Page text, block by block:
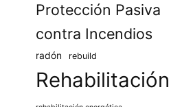
Protección Pasiva
contra Incendios
radón rebuild
Rehabilitación